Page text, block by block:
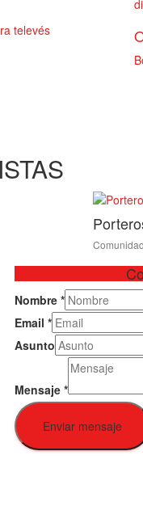
Nombre *
Email *
Asunto
Mensaje *
Enviar mensaje